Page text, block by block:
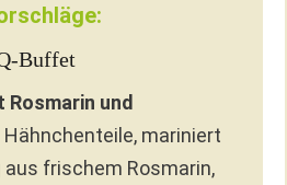
Buffet
Rosmarin und
Hähnchenteile, mariniert
aus frischem Rosmarin,